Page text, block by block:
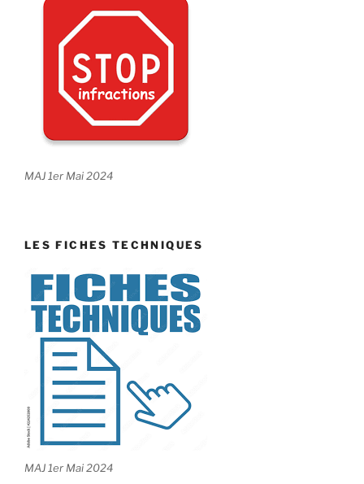
MAJ 1er Mai 2024
LES FICHES TECHNIQUES
MAJ 1er Mai 2024